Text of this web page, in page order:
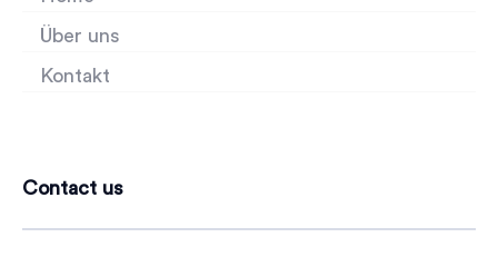
Über uns
Kontakt
Contact us